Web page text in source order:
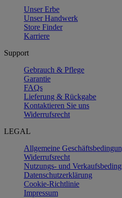
Unser Erbe
Unser Handwerk
Store Finder
Karriere
Support
Gebrauch & Pflege
Garantie
FAQs
Lieferung & Rückgabe
Kontaktieren Sie uns
Widerrufsrecht
LEGAL
Allgemeine
Widerrufsrecht
Nutzungs- und
Datenschutzerklärung
Cookie-Richtlinie
Impressum